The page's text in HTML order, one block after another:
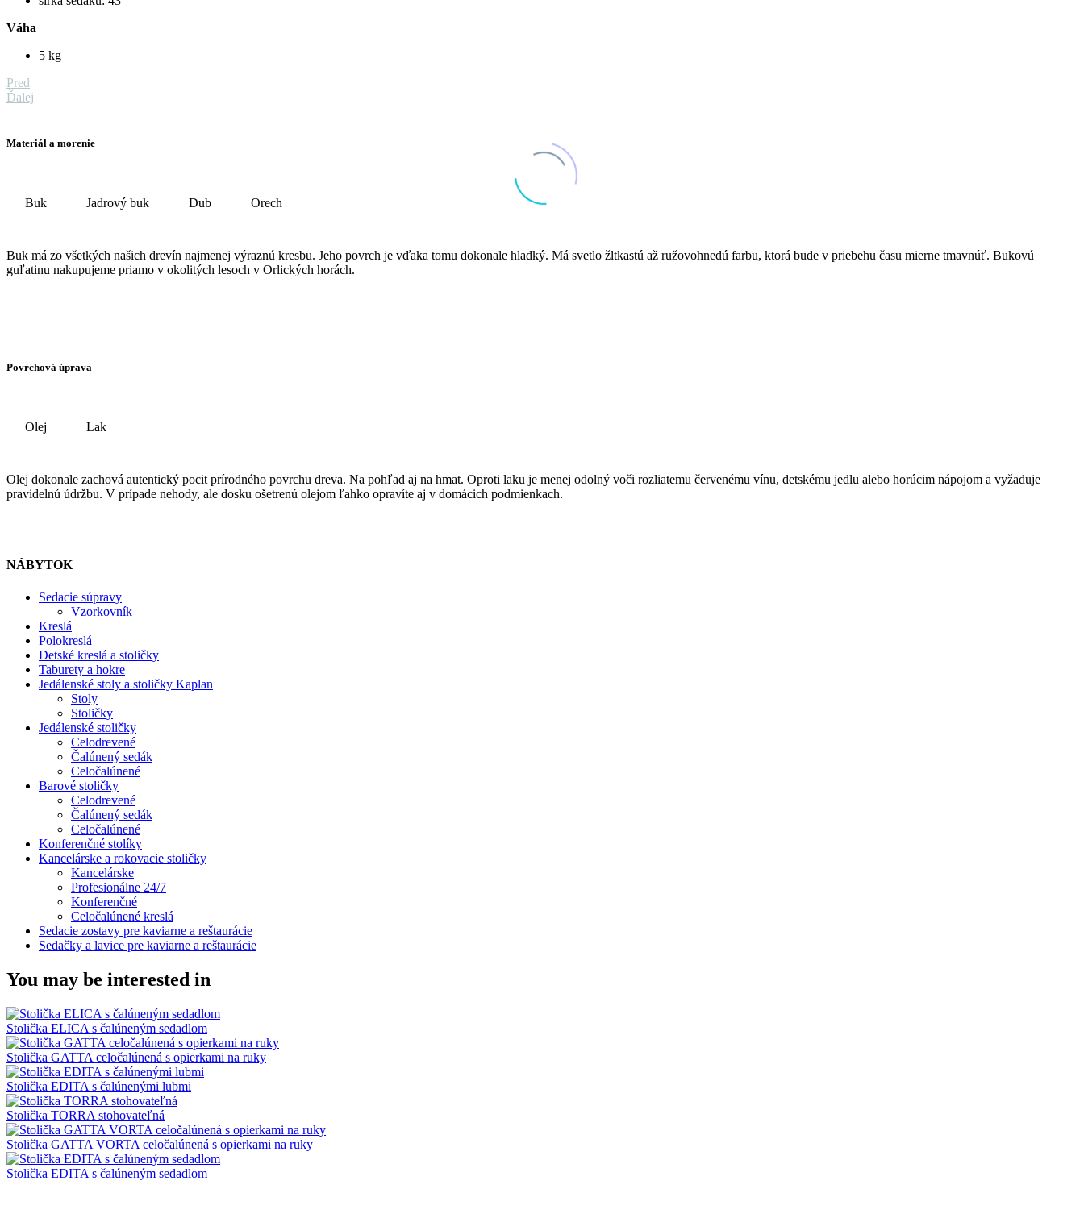
Váha
5 kg
Pred
Ďalej
Materiál a morenie
Buk Jadrový buk Dub Orech
Buk má zo všetkých našich drevín najmenej výraznú kresbu. Jeho povrch je vďaka tomu dokonale hladký. Má svetlo žltkastú až ružovohnedú farbu, ktorá bude v priebehu času mierne tmavnúť. Bukovú
guľatinu nakupujeme priamo v okolitých lesoch v Orlických horách.
Povrchová úprava
Olej Lak
Olej dokonale zachová autentický pocit prírodného povrchu dreva. Na pohľad aj na hmat. Oproti laku je menej odolný voči rozliatemu červenému vínu, detskému jedlu alebo horúcim nápojom a vyžaduje
pravidelnú údržbu. V prípade nehody, ale dosku ošetrenú olejom ľahko opravíte aj v domácich podmienkach.
NÁBYTOK
Sedacie súpravy
Vzorkovník
Kreslá
Polokreslá
Detské kreslá a stoličky
Taburety a hokre
Jedálenské stoly a stoličky Kaplan
Stoly
Stoličky
Jedálenské stoličky
Celodrevené
Čalúnený sedák
Celočalúnené
Barové stoličky
Celodrevené
Čalúnený sedák
Celočalúnené
Konferenčné stolíky
Kancelárske a rokovacie stoličky
Kancelárske
Profesionálne 24/7
Konferenčné
Celočalúnené kreslá
Sedacie zostavy pre kaviarne a reštaurácie
Sedačky a lavice pre kaviarne a reštaurácie
You may be interested in
Stolička ELICA s čalúneným sedadlom
Stolička GATTA celočalúnená s opierkami na ruky
Stolička EDITA s čalúnenými lubmi
Stolička TORRA stohovateľná
Stolička GATTA VORTA celočalúnená s opierkami na ruky
Stolička EDITA s čalúneným sedadlom